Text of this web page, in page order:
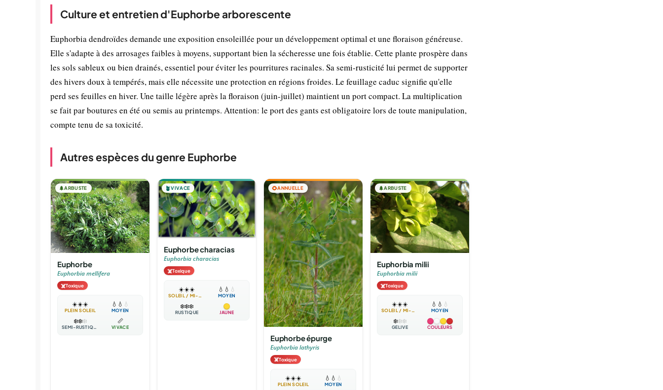
Culture et entretien d'Euphorbe arborescente
Euphorbia dendroïdes demande une exposition ensoleillée pour un développement optimal et une floraison généreuse.
Elle s'adapte à des arrosages faibles à moyens, supportant bien la sécheresse une fois établie. Cette plante prospère dans
les sols sableux ou bien drainés, essentiel pour éviter les pourritures racinales. Sa semi-rusticité lui permet de supporter
des hivers doux à tempérés, mais elle nécessite une protection en régions froides. Le feuillage caduc signifie qu'elle
perd ses feuilles en hiver. Une taille légère après la floraison (juin-juillet) maintient un port compact. La multiplication
se fait par boutures en été ou semis au printemps. Attention: le port des gants est obligatoire lors de toute manipulation,
compte tenu de sa toxicité.
Autres espèces du genre Euphorbe
🌲ARBUSTE
Euphorbe
Euphorbia mellifera
☠️Toxique
☀️☀️☀️
PLEIN SOLEIL
💧 💧 💧
MOYEN
❄️❄️❄️
SEMI-RUSTIQUE
📏
VIVACE
🪴VIVACE
Euphorbe characias
Euphorbia characias
☠️Toxique
☀️☀️☀️
SOLEIL / MI-OMBRE
💧 💧 💧
MOYEN
❄️❄️❄️
RUSTIQUE JAUNE
🌻ANNUELLE
Euphorbe épurge
Euphorbia lathyris
☠️Toxique
☀️☀️☀️
PLEIN SOLEIL
💧 💧 💧
MOYEN
🌲ARBUSTE
Euphorbia milii
Euphorbia milii
☠️Toxique
☀️☀️☀️
SOLEIL / MI-OMBRE
💧 💧 💧
MOYEN
❄️❄️❄️
GÉLIVE COULEURS